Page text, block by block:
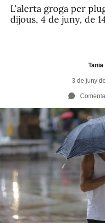
L'alerta groga per
dijous, 4 de juny, de
3 de juny